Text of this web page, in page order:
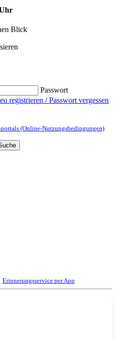
Blick
Passwort
registrieren / Passwort vergessen
(Online-Nutzungsbedingungen)
Erinnerungsservice per App